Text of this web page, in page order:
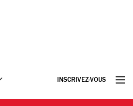
INSCRIVEZ-VOUS